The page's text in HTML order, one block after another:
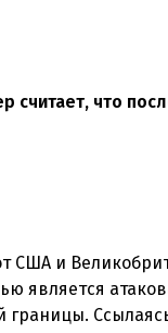
считает, что
США и
является